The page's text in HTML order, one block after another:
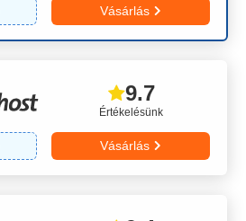
Vásárlás
Értékelésünk
9.7
Vásárlás